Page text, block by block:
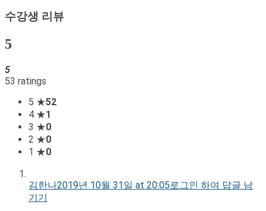
수강생 리뷰
5
5
53 ratings
5 ★52
4 ★1
3 ★0
2 ★0
1 ★0
김한나2019년 10월 31일 at 20:05로그인 하여 답글 남
기기